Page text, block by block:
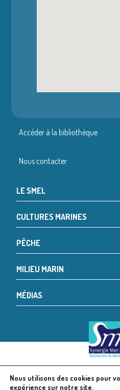
Accéder à la bibliothèque
Nous contacter
LE SMEL
CULTURES MARINES
PÊCHE
MILIEU MARIN
MÉDIAS
© 2024 SMEL
Nous utilisons des cookies pour
expérience sur notre site.